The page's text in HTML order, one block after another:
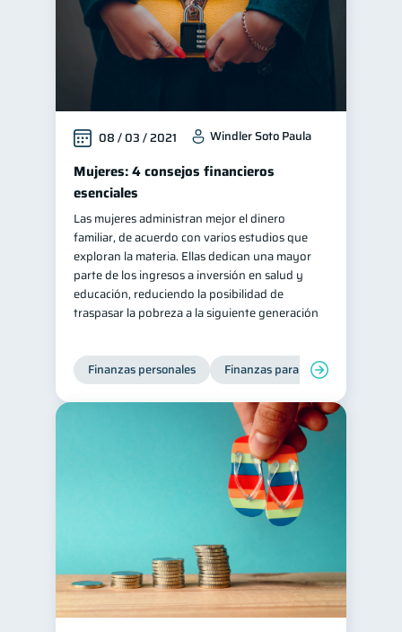
Superintendencia de Bancos 4
Criptomonedas
Cuenta Inactiva 1
Finanzas Personales
Educación Financiera
Información financiera 1
inversiones 1
Salud mental 1 ahorro 1
Retiro Doble sueldo
información financiera 1
08 / 03 / 2021 Windler Soto Paula
Mujeres: 4 consejos financieros
esenciales
Las mujeres administran mejor el dinero
familiar, de acuerdo con varios estudios que
exploran la materia. Ellas dedican una mayor
parte de los ingresos a inversión en salud y
educación, reduciendo la posibilidad de
traspasar la pobreza a la siguiente generación
Finanzas personales Finanzas para mujeres